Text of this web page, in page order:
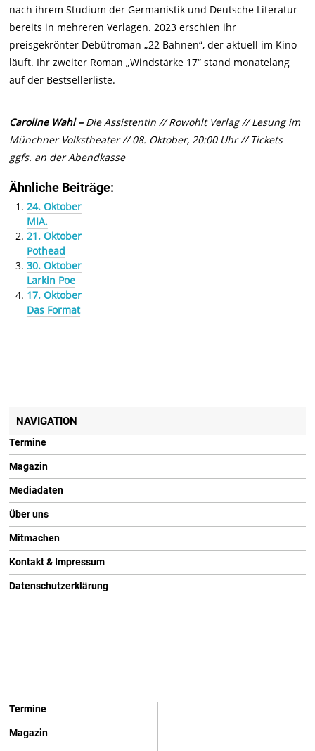
nach ihrem Studium der Germanistik und Deutsche Literatur
bereits in mehreren Verlagen. 2023 erschien ihr
preisgekrönter Debütroman „22 Bahnen“, der aktuell im Kino
läuft. Ihr zweiter Roman „Windstärke 17“ stand monatelang
auf der Bestsellerliste.
Caroline Wahl –Die Assistentin // Rowohlt Verlag // Lesung im
Münchner Volkstheater // 08. Oktober, 20:00 Uhr // Tickets
ggfs. an der Abendkasse
Ähnliche Beiträge:
24. Oktober
MIA.
21. Oktober
Pothead
30. Oktober
Larkin Poe
17. Oktober
Das Format
NAVIGATION
Termine
Magazin
Mediadaten
Über uns
Mitmachen
Kontakt & Impressum
Datenschutzerklärung
Termine
Magazin